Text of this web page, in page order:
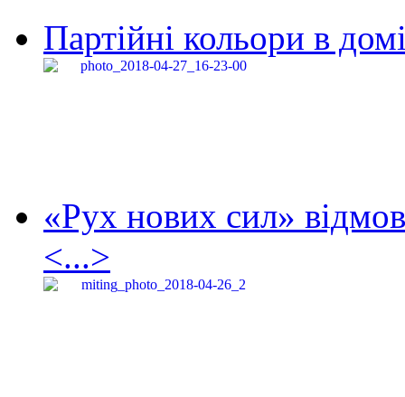
Партійні кольори в
«Рух нових сил»
<...>